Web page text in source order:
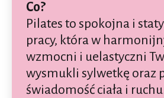
Co?
Pilates to spokojna i
pracy, która w
wzmocni i uelastyczni
wysmukli sylwetkę oraz
świadomość ciała i